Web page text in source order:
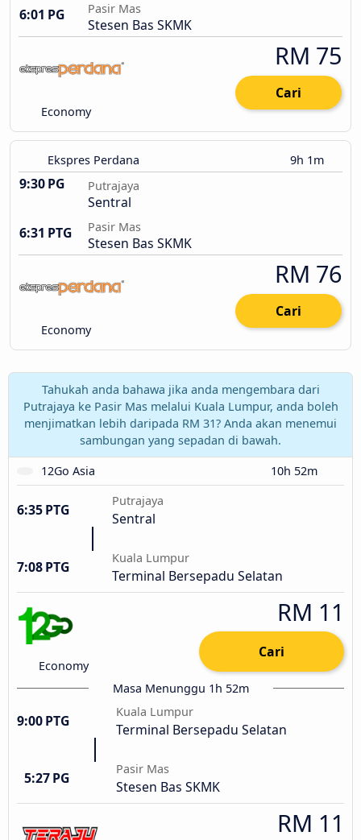
6:01 PG
Pasir Mas
Stesen Bas SKMK
Economy
RM 75
Cari
Ekspres Perdana 9h 1m
9:30 PG Putrajaya
Sentral
6:31 PTG
Pasir Mas
Stesen Bas SKMK
Economy
RM 76
Cari
Tahukah anda bahawa jika anda mengembara dari
Putrajaya ke Pasir Mas melalui Kuala Lumpur, anda boleh
menjimatkan lebih daripada RM 31? Anda akan menemui
sambungan yang sepadan di bawah.
12Go Asia
10h 52m
6:35 PTG
Putrajaya
Sentral
7:08 PTG
Kuala Lumpur
Terminal Bersepadu Selatan
Economy
RM 11
Cari
Masa Menunggu 1h 52m
9:00 PTG
Kuala Lumpur
Terminal Bersepadu Selatan
5:27 PG
Pasir Mas
Stesen Bas SKMK
RM 11